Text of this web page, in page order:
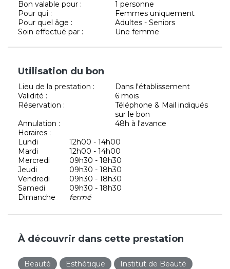
Bon valable pour :
1 personne
Pour qui :
Femmes uniquement
Pour quel âge :
Adultes - Seniors
Soin effectué par :
Une femme
Utilisation du bon
Lieu de la prestation :
Dans l'établissement
Validité :
6 mois
Réservation :
Téléphone & Mail indiqués
sur le bon
Annulation :
48h à l'avance
Horaires :
Lundi
12h00 - 14h00
Mardi
12h00 - 14h00
Mercredi
09h30 - 18h30
Jeudi
09h30 - 18h30
Vendredi
09h30 - 18h30
Samedi
09h30 - 18h30
Dimanche
fermé
À découvrir dans cette prestation
Beauté Esthétique
Institut de Beauté